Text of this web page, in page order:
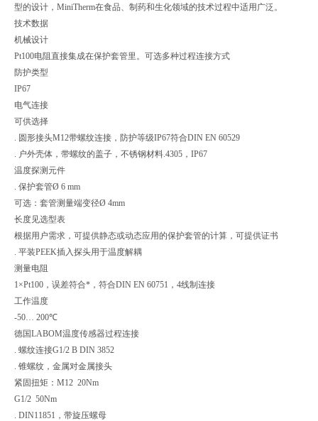
型的设计，MiniTherm在食品、制药和生化领域的技术过程中适用广泛。
技术数据
机械设计
Pt100电阻直接集成在保护套管里。可选多种过程连接方式
防护类型
IP67
电气连接
可供选择
. 圆形接头M12带螺纹连接，防护等级IP67符合DIN EN 60529
. 户外壳体，带螺纹的盖子，不锈钢材料.4305，IP67
温度探测元件
. 保护套管Ø 6 mm
可选：套管测量端变径Ø 4mm
长度见选型表
根据用户需求，可提供静态或动态应用的保护套管的计算，可提供证书
. 平装PEEK插入探头用于温度解耦
测量电阻
1×Pt100，误差符合*，符合DIN EN 60751，4线制连接
工作温度
-50… 200℃
德国LABOM温度传感器过程连接
. 螺纹连接G1/2 B DIN 3852
. 锥螺纹，金属对金属接头
紧固扭矩：M12 20Nm
G1/2 50Nm
. DIN11851，带旋压螺母